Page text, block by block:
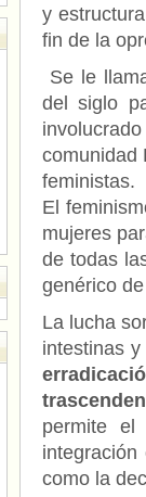
y
fin de la
Se le
del siglo
comunidad
feministas.
El
mujeres
de todas
genérico
La lucha
intestinas
permite el
como la